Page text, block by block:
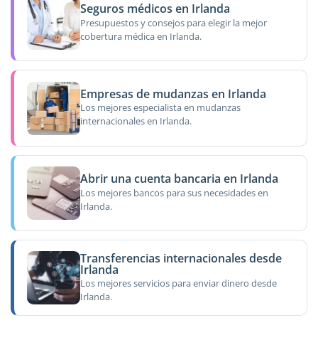
Seguros médicos en Irlanda
Presupuestos y consejos para elegir la mejor
cobertura médica en Irlanda.
Empresas de mudanzas en Irlanda
Los mejores especialista en mudanzas
internacionales en Irlanda.
Abrir una cuenta bancaria en Irlanda
Los mejores bancos para sus necesidades en
Irlanda.
Transferencias internacionales desde
Irlanda
Los mejores servicios para enviar dinero desde
Irlanda.